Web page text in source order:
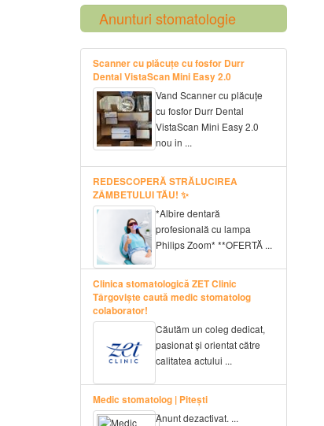
Anunturi stomatologie
Scanner cu plăcuțe cu fosfor Durr
Dental VistaScan Mini Easy 2.0
Vand Scanner cu plăcuțe
cu fosfor Durr Dental
VistaScan Mini Easy 2.0
nou in ...
REDESCOPERĂ STRĂLUCIREA
ZÂMBETULUI TĂU! ✨
*Albire dentară
profesională cu lampa
Philips Zoom* **OFERTĂ ...
Clinica stomatologică ZET Clinic
Târgoviște caută medic stomatolog
colaborator!
Căutăm un coleg dedicat,
pasionat și orientat către
calitatea actului ...
Medic stomatolog | Pitești
Anunt dezactivat. ...